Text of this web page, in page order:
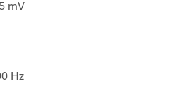
mV
Hz